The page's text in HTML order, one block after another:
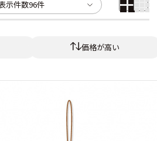
示件数96件
価格が高い